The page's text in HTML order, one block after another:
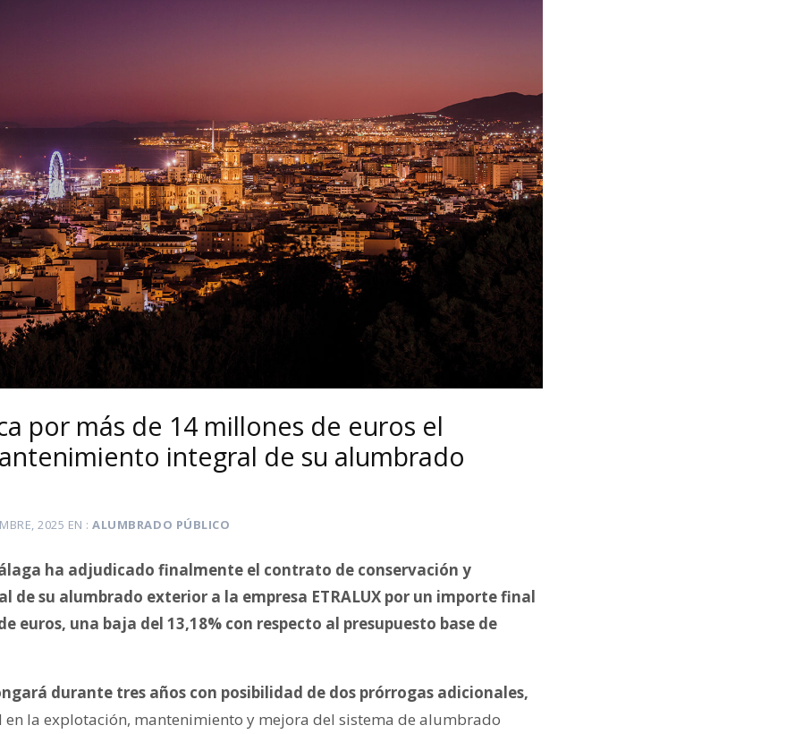
por más de 14 millones de euros el
integral de su alumbrado
2025 EN ALUMBRADO PÚBLICO
ha adjudicado finalmente el contrato de conservación y
su alumbrado exterior a la empresa ETRALUX por un importe final
euros, una baja del 13,18% con respecto al presupuesto base de
durante tres años con posibilidad de dos prórrogas adicionales,
la explotación, mantenimiento y mejora del sistema de alumbrado